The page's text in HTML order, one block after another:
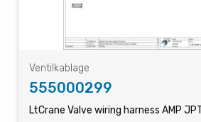
Ventilkablage
555000299
LtCrane Valve wiring harness AMP